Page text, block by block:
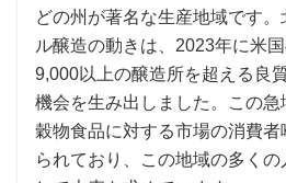
どの州が著名な生産地域です
ル醸造の動きは、2023年に米
9,000以上の醸造所を超える良
機会を生み出しました。この
穀物食品に対する市場の消費者
られており、この地域の多く